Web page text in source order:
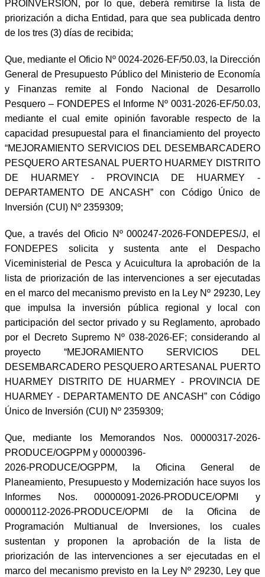
PROINVERSIÓN, por lo que, deberá remitirse la lista de
priorización a dicha Entidad, para que sea publicada dentro
de los tres (3) días de recibida;
Que, mediante el Oficio Nº 0024-2026-EF/50.03, la Dirección
General de Presupuesto Público del Ministerio de Economía
y Finanzas remite al Fondo Nacional de Desarrollo
Pesquero – FONDEPES el Informe Nº 0031-2026-EF/50.03,
mediante el cual emite opinión favorable respecto de la
capacidad presupuestal para el financiamiento del proyecto
“MEJORAMIENTO SERVICIOS DEL DESEMBARCADERO
PESQUERO ARTESANAL PUERTO HUARMEY DISTRITO
DE HUARMEY - PROVINCIA DE HUARMEY -
DEPARTAMENTO DE ANCASH” con Código Único de
Inversión (CUI) Nº 2359309;
Que, a través del Oficio Nº 000247-2026-FONDEPES/J, el
FONDEPES solicita y sustenta ante el Despacho
Viceministerial de Pesca y Acuicultura la aprobación de la
lista de priorización de las intervenciones a ser ejecutadas
en el marco del mecanismo previsto en la Ley Nº 29230, Ley
que impulsa la inversión pública regional y local con
participación del sector privado y su Reglamento, aprobado
por el Decreto Supremo Nº 038-2026-EF; considerando al
proyecto “MEJORAMIENTO SERVICIOS DEL
DESEMBARCADERO PESQUERO ARTESANAL PUERTO
HUARMEY DISTRITO DE HUARMEY - PROVINCIA DE
HUARMEY - DEPARTAMENTO DE ANCASH” con Código
Único de Inversión (CUI) Nº 2359309;
Que, mediante los Memorandos Nos. 00000317-2026-
PRODUCE/OGPPM y 00000396-
2026-PRODUCE/OGPPM, la Oficina General de
Planeamiento, Presupuesto y Modernización hace suyos los
Informes Nos. 00000091-2026-PRODUCE/OPMI y
00000112-2026-PRODUCE/OPMI de la Oficina de
Programación Multianual de Inversiones, los cuales
sustentan y proponen la aprobación de la lista de
priorización de las intervenciones a ser ejecutadas en el
marco del mecanismo previsto en la Ley Nº 29230, Ley que